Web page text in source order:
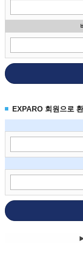
EXPARO 회원으로